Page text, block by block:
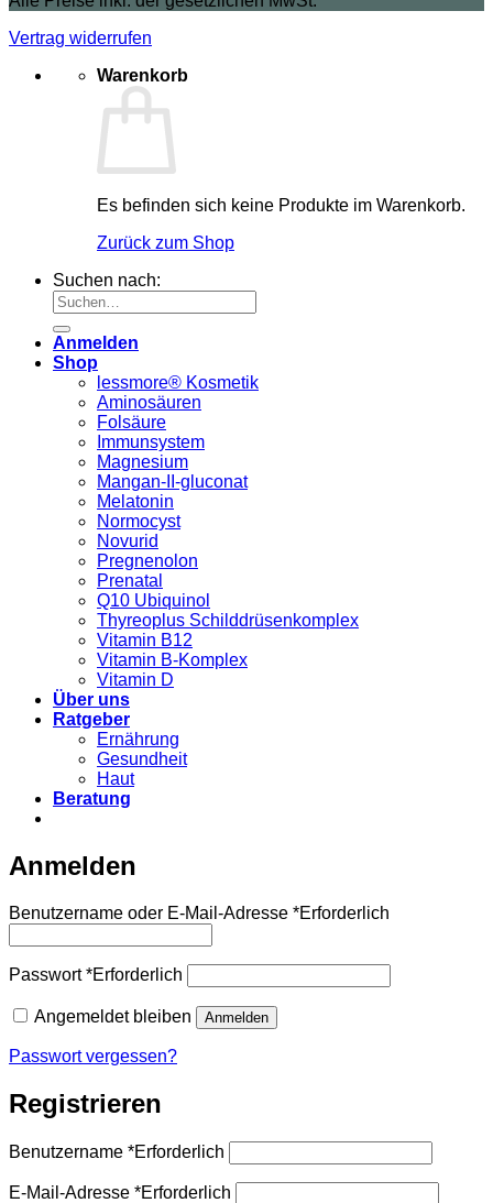
Vertrag widerrufen
Warenkorb
Es befinden sich keine Produkte im Warenkorb.
Zurück zum Shop
Suchen nach:
Anmelden
Shop
lessmore® Kosmetik
Aminosäuren
Folsäure
Immunsystem
Magnesium
Mangan-II-gluconat
Melatonin
Normocyst
Novurid
Pregnenolon
Prenatal
Q10 Ubiquinol
Thyreoplus Schilddrüsenkomplex
Vitamin B12
Vitamin B-Komplex
Vitamin D
Über uns
Ratgeber
Ernährung
Gesundheit
Haut
Beratung
Anmelden
Benutzername oder E-Mail-Adresse *Erforderlich
Passwort*Erforderlich
Angemeldet bleiben Anmelden
Passwort vergessen?
Registrieren
Benutzername *Erforderlich
E-Mail-Adresse *Erforderlich